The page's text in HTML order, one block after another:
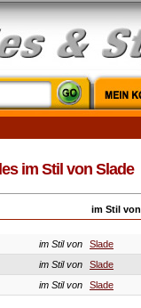
im Stil von Slade
im Stil von
im Stil von
Slade
im Stil von
Slade
im Stil von Slade